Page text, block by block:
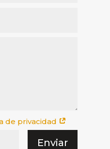
de privacidad
Enviar